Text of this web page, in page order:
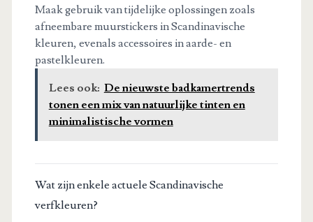
Maak gebruik van tijdelijke oplossingen zoals
afneembare muurstickers in Scandinavische
kleuren, evenals accessoires in aarde- en
pastelkleuren.
Lees ook: De nieuwste badkamertrends
tonen een mix van natuurlijke tinten en
minimalistische vormen
Wat zijn enkele actuele Scandinavische
verfkleuren?